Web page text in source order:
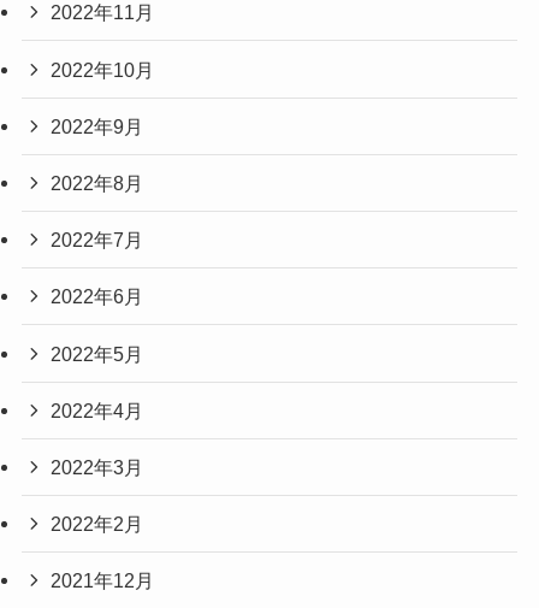
2022年11月
2022年10月
2022年9月
2022年8月
2022年7月
2022年6月
2022年5月
2022年4月
2022年3月
2022年2月
2021年12月